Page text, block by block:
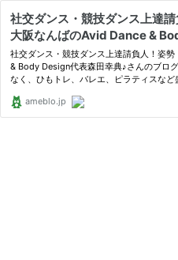
社交ダンス・競技ダンス上達
大阪なんばのAvid Dance &
社交ダンス・競技ダンス上達請負人！姿
& Body Design代表森田幸典♪さんのブロ
なく、ひもトレ、バレエ、ピラティスな
ameblo.jp